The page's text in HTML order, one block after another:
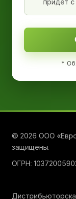
придёт с
*
© 2026 ООО
защищены.
ОГРН: